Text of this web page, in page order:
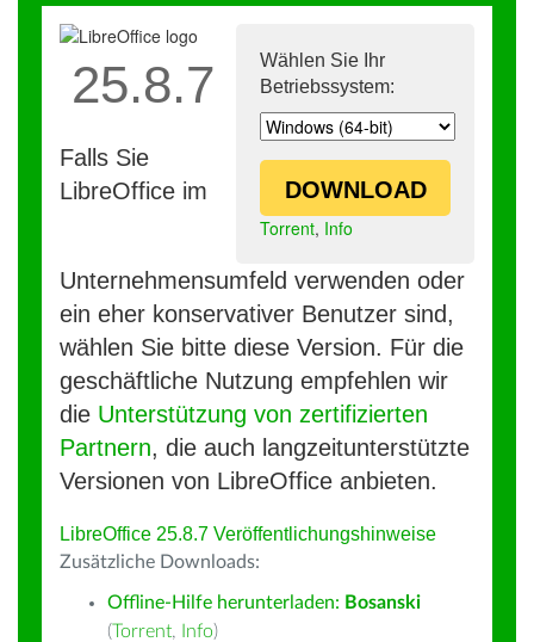
Wählen Sie Ihr
Betriebssystem:
DOWNLOAD
Torrent, Info
25.8.7
Falls Sie
LibreOffice im
Unternehmensumfeld verwenden oder
ein eher konservativer Benutzer sind,
wählen Sie bitte diese Version. Für die
geschäftliche Nutzung empfehlen wir
die Unterstützung von zertifizierten
Partnern, die auch langzeitunterstützte
Versionen von LibreOffice anbieten.
LibreOffice 25.8.7 Veröffentlichungshinweise
Zusätzliche Downloads:
Offline-Hilfe herunterladen: Bosanski
(Torrent, Info)